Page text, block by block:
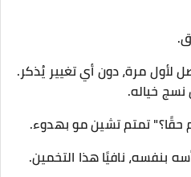
مرة، دون أي تغيير يُذكر.
خياله.
تمتم تشين مو بهدوء.
بنفسه، نافيًا هذا التخمين.